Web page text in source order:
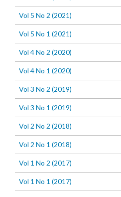
Vol 5 No 2 (2021)
Vol 5 No 1 (2021)
Vol 4 No 2 (2020)
Vol 4 No 1 (2020)
Vol 3 No 2 (2019)
Vol 3 No 1 (2019)
Vol 2 No 2 (2018)
Vol 2 No 1 (2018)
Vol 1 No 2 (2017)
Vol 1 No 1 (2017)